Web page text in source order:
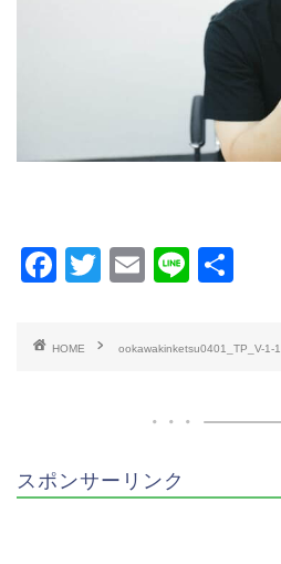
F
c
o
T
tt
E
ai
Li
e
HOME ookawakinketsu0401_TP_V-1-1
スポンサーリンク